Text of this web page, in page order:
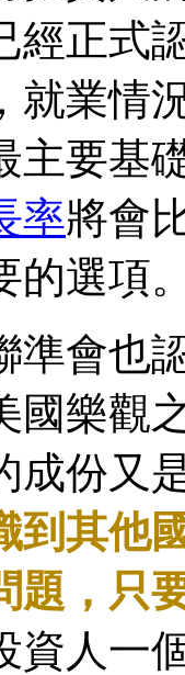
經正式
就業情
主要基
率將會
選項。
準會也
國樂觀
成份又
到其他
題，只
資人一